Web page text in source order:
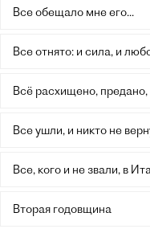
Все обещало мне его...
Все отнято: и сила, и
Всё расхищено, предано,
Все ушли, и никто не
Все, кого и не звали, в
Вторая годовщина